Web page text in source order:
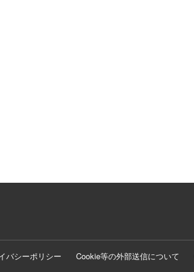
バシーポリシー Cookie等の外部送信について